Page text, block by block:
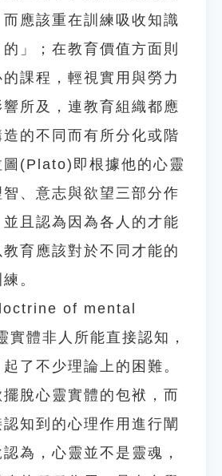
而應該重在訓練吸收知識
」；在教育價值方面則
課程，輕視實用與勞力
所及，連教育組織都應
的不同而有所分化或階
圖(Plato)即根據他的心靈
、意志與欲望三部分作
且認為因為各人的才能
育應該對於不同才能的
。
of mental
體非人所能直接認知，
了不少理論上的困難。
脫心靈實體的包袱，而
知到的心理作用進行闡
為，心靈並不是靈魂，